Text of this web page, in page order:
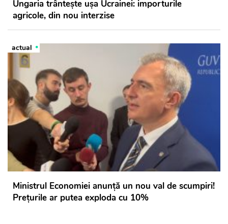
Ungaria trântește ușa Ucrainei: importurile
agricole, din nou interzise
actual
Ministrul Economiei anunță un nou val de scumpiri!
Prețurile ar putea exploda cu 10%